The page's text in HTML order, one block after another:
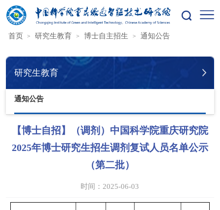
您的位置：
首页 研究生教育 博士自主招生 通知公告
研究生教育
通知公告
【博士自招】（调剂）中国科学院重庆研究院
2025年博士研究生招生调剂复试人员名单公示
（第二批）
时间：2025-06-03